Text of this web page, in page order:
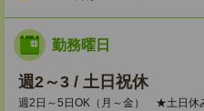
勤務曜日
週2～3 / 土日祝休
週2日～5日OK（月～金） ★土日休